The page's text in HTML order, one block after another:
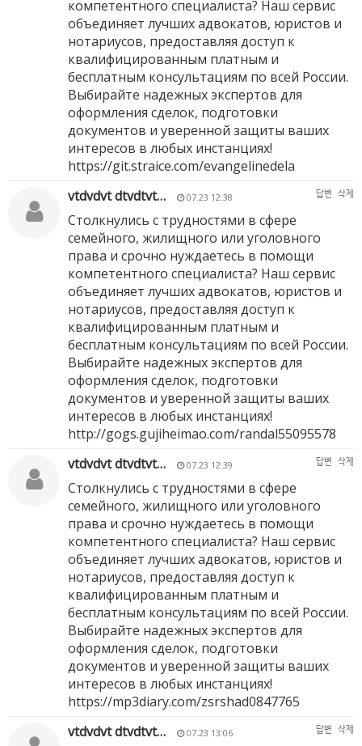
компетентного специалиста? Наш сервис
объединяет лучших адвокатов, юристов и
нотариусов, предоставляя доступ к
квалифицированным платным и
бесплатным консультациям по всей России.
Выбирайте надежных экспертов для
оформления сделок, подготовки
документов и уверенной защиты ваших
интересов в любых инстанциях!
https://git.straice.com/evangelinedela
vtdvdvt dtvdtvt…
07.23 12:38 답변 삭제
Столкнулись с трудностями в сфере
семейного, жилищного или уголовного
права и срочно нуждаетесь в помощи
компетентного специалиста? Наш сервис
объединяет лучших адвокатов, юристов и
нотариусов, предоставляя доступ к
квалифицированным платным и
бесплатным консультациям по всей России.
Выбирайте надежных экспертов для
оформления сделок, подготовки
документов и уверенной защиты ваших
интересов в любых инстанциях!
http://gogs.gujiheimao.com/randal55095578
vtdvdvt dtvdtvt…
07.23 12:39 답변 삭제
Столкнулись с трудностями в сфере
семейного, жилищного или уголовного
права и срочно нуждаетесь в помощи
компетентного специалиста? Наш сервис
объединяет лучших адвокатов, юристов и
нотариусов, предоставляя доступ к
квалифицированным платным и
бесплатным консультациям по всей России.
Выбирайте надежных экспертов для
оформления сделок, подготовки
документов и уверенной защиты ваших
интересов в любых инстанциях!
https://mp3diary.com/zsrshad0847765
vtdvdvt dtvdtvt…
07.23 13:06 답변 삭제